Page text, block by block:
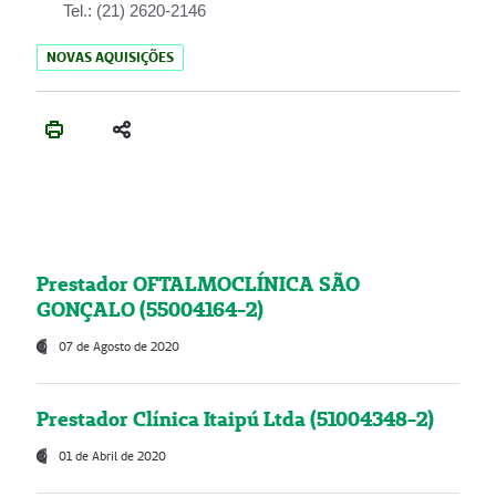
Tel.: (21) 2620-2146
NOVAS AQUISIÇÕES
Prestador OFTALMOCLÍNICA SÃO
GONÇALO (55004164-2)
07 de Agosto de 2020
Prestador Clínica Itaipú Ltda (51004348-2)
01 de Abril de 2020